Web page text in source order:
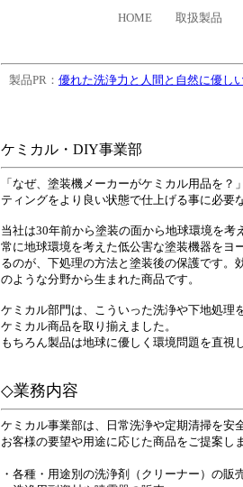
HOME 取扱製
製品PR： 優れた洗浄力と人間と自然に優し
ケミカル・DIY事業部
「なぜ、塗装機メーカーがケミカル用品を
ティングをより良い状態で仕上げる事に必要
当社は30年前から塗装の面から地球環境を考
常に地球環境を考えた低公害な塗装機器をヨ
るのが、下処理の方法と塗装後の保護です。
のような分野から生まれた商品です。
ケミカル部門は、こういった洗浄や下地処理
ケミカル商品を取り揃えました。
もちろん製品は地球に優しく環境問題を直視
◇業務内容
ケミカル事業部は、日常洗浄や定期清掃を安
お客様の要望や用途に応じた商品をご提案し
・各種・用途別の洗浄剤（クリーナー）の販